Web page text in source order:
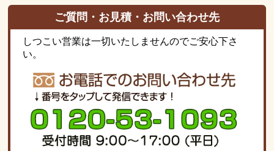
ご質問・お見積・お問い合わせ先
しつこい営業は一切いたしませんのでご安心下さ
い。